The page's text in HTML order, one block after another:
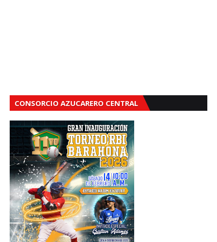
CONSORCIO AZUCARERO CENTRAL